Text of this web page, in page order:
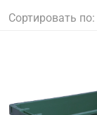
Сортировать по: